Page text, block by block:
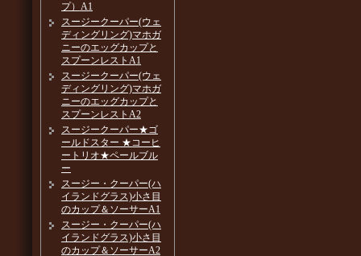
プ）A1
スージークーパー(ウェ
ディングリング)マホガ
ニーのエッグカップと
スプーンレストA1
スージークーパー(ウェ
ディングリング)マホガ
ニーのエッグカップと
スプーンレストA2
スージークーパー★ゴ
ールドスター ★コーヒ
ートリオ★ペールブル
ー
スージー・クーパー(ハ
イランドグラス)小さ目
のカップ＆ソーサーA1
スージー・クーパー(ハ
イランドグラス)小さ目
のカップ＆ソーサーA2